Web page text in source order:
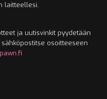
laitteellesi.
ja uutisvinkit pyydetään
osoitteeseen